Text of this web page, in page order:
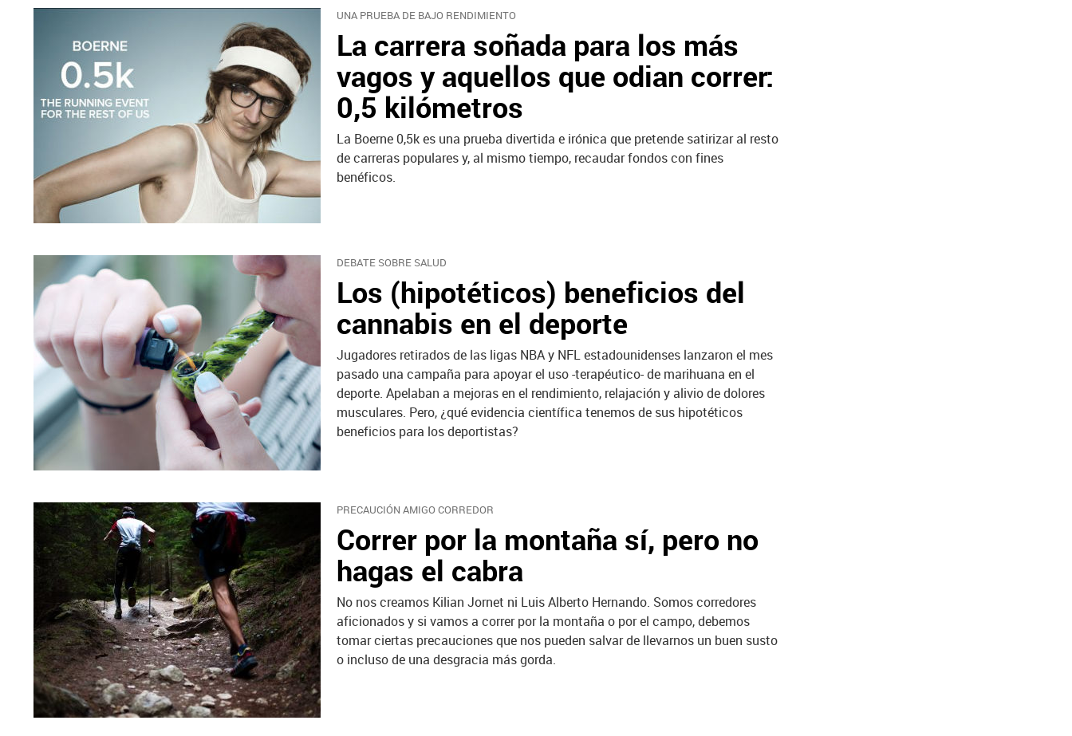
UNA PRUEBA DE BAJO RENDIMIENTO
La carrera soñada para los más
vagos y aquellos que odian correr:
0,5 kilómetros
La Boerne 0,5k es una prueba divertida e irónica que pretende satirizar al resto
de carreras populares y, al mismo tiempo, recaudar fondos con fines
benéficos.
DEBATE SOBRE SALUD
Los (hipotéticos) beneficios del
cannabis en el deporte
Jugadores retirados de las ligas NBA y NFL estadounidenses lanzaron el mes
pasado una campaña para apoyar el uso -terapéutico- de marihuana en el
deporte. Apelaban a mejoras en el rendimiento, relajación y alivio de dolores
musculares. Pero, ¿qué evidencia científica tenemos de sus hipotéticos
beneficios para los deportistas?
PRECAUCIÓN AMIGO CORREDOR
Correr por la montaña sí, pero no
hagas el cabra
No nos creamos Kilian Jornet ni Luis Alberto Hernando. Somos corredores
aficionados y si vamos a correr por la montaña o por el campo, debemos
tomar ciertas precauciones que nos pueden salvar de llevarnos un buen susto
o incluso de una desgracia más gorda.